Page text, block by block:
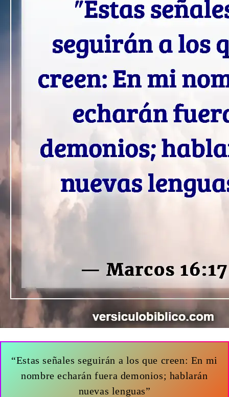
“Estas señales seguirán a los que creen: En mi
nombre echarán fuera demonios; hablarán
nuevas lenguas”